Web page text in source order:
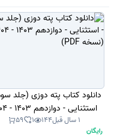
دانلود کتاب پته دوزی (جلد
استثنایی
(نسخه PDF)
1 سال قبل 144
1
59
رایگان